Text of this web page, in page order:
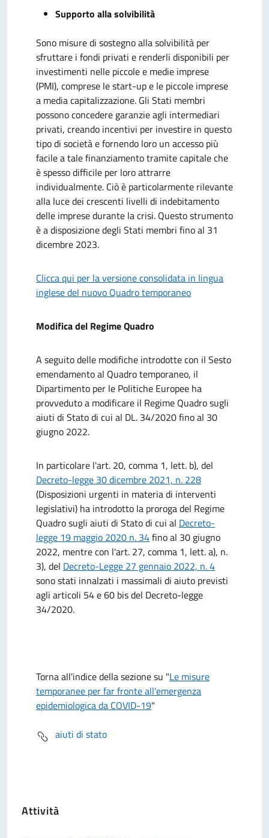
Supporto alla solvibilità
Sono misure di sostegno alla solvibilità per
sfruttare i fondi privati ​​e renderli disponibili per
investimenti nelle piccole e medie imprese
(PMI), comprese le start-up e le piccole imprese
a media capitalizzazione. Gli Stati membri
possono concedere garanzie agli intermediari
privati, creando incentivi per investire in questo
tipo di società e fornendo loro un accesso più
facile a tale finanziamento tramite capitale che
è spesso difficile per loro attrarre
individualmente. Ciò è particolarmente rilevante
alla luce dei crescenti livelli di indebitamento
delle imprese durante la crisi. Questo strumento
è a disposizione degli Stati membri fino al 31
dicembre 2023.
Clicca qui per la versione consolidata in lingua
inglese del nuovo Quadro temporaneo
Modifica del Regime Quadro
A seguito delle modifiche introdotte con il Sesto
emendamento al Quadro temporaneo, il
Dipartimento per le Politiche Europee ha
provveduto a modificare il Regime Quadro sugli
aiuti di Stato di cui al DL. 34/2020 fino al 30
giugno 2022.
In particolare l'art. 20, comma 1, lett. b), del
Decreto-legge 30 dicembre 2021, n. 228
(Disposizioni urgenti in materia di interventi
legislativi) ha introdotto la proroga del Regime
Quadro sugli aiuti di Stato di cui al Decreto-
legge 19 maggio 2020 n. 34fino al 30 giugno
2022, mentre con l'art. 27, comma 1, lett. a), n.
3), del Decreto-Legge 27 gennaio 2022, n. 4
sono stati innalzati i massimali di aiuto previsti
agli articoli 54 e 60 bis del Decreto-legge
34/2020.
Torna all'indice della sezione su "Le misure
temporanee per far fronte all'emergenza
epidemiologica da COVID-19"
aiuti di stato
Attività